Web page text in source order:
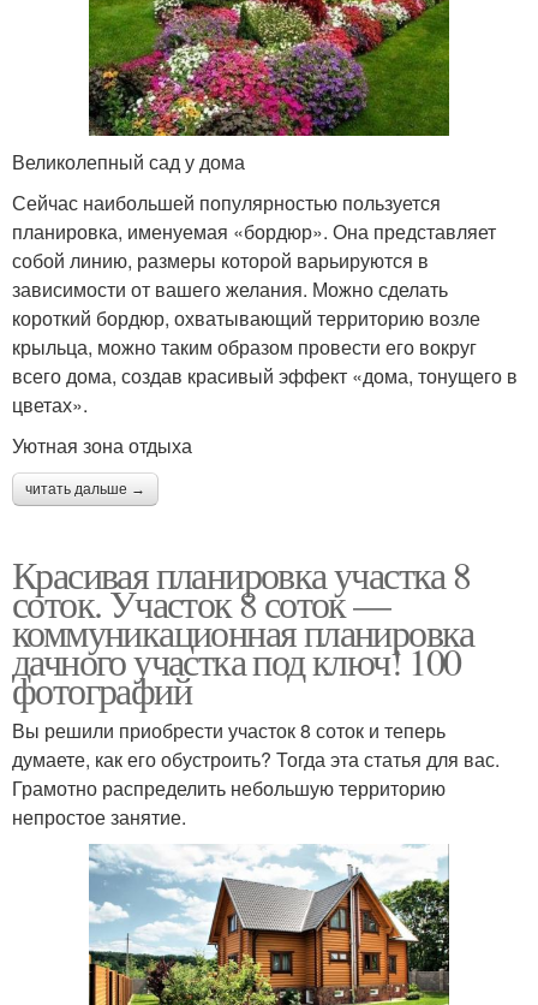
Великолепный сад у дома
Сейчас наибольшей популярностью пользуется
планировка, именуемая «бордюр». Она представляет
собой линию, размеры которой варьируются в
зависимости от вашего желания. Можно сделать
короткий бордюр, охватывающий территорию возле
крыльца, можно таким образом провести его вокруг
всего дома, создав красивый эффект «дома, тонущего в
цветах».
Уютная зона отдыха
читать дальше →
Красивая планировка участка 8
соток. Участок 8 соток —
коммуникационная планировка
дачного участка под ключ! 100
фотографий
Вы решили приобрести участок 8 соток и теперь
думаете, как его обустроить? Тогда эта статья для вас.
Грамотно распределить небольшую территорию
непростое занятие.